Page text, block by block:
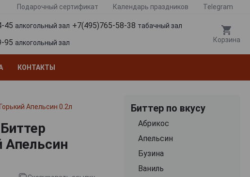
Подарочный сертификат Календарь праздников Telegram
45 алкогольный зал +7(495)765-58-38 табачный зал
95 алкогольный зал Корзина
КОНТАКТЫ
Апельсин 0.2л
Апельсин
Биттер по вкусу
Абрикос
Апельсин
Бузина
Ваниль